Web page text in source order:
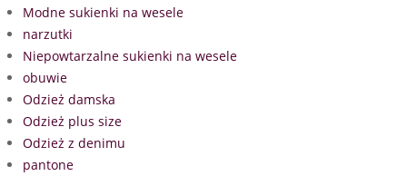
Modne sukienki na wesele
narzutki
Niepowtarzalne sukienki na wesele
obuwie
Odzież damska
Odzież plus size
Odzież z denimu
pantone